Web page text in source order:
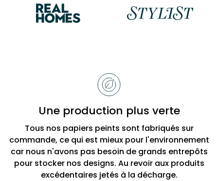
BobbiUne production plus verte
Tous nos papiers peints sont fabriqués sur
commande, ce qui est mieux pour l'environnement
car nous n'avons pas besoin de grands entrepôts
pour stocker nos designs. Au revoir aux produits
excédentaires jetés à la décharge.